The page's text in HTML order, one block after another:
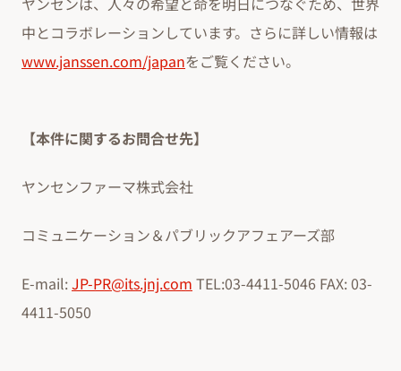
中とコラボレーションしています。さらに詳しい情報は
www.janssen.com/japanをご覧ください。
【本件に関するお問合せ先】
ヤンセンファーマ株式会社
コミュニケーション＆パブリックアフェアーズ部
E-mail:JP-PR@its.jnj.com TEL:03-4411-5046 FAX: 03-
4411-5050